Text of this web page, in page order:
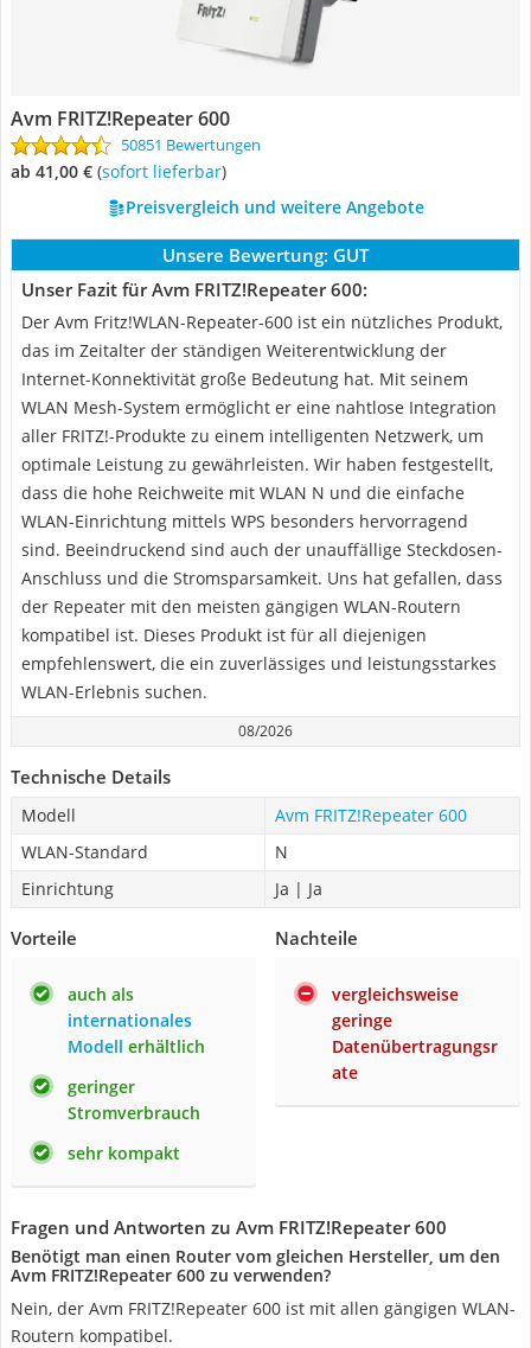
Avm FRITZ!Repeater 600
50851 Bewertungen
ab 41,00 € ( Sofort lieferbar)
Preisvergleich und weitere Angebote
Unsere Bewertung: GUT
Unser Fazit für Avm FRITZ!Repeater 600:
Der Avm Fritz!WLAN-Repeater-600 ist ein nützliches Produkt,
das im Zeitalter der ständigen Weiterentwicklung der
Internet-Konnektivität große Bedeutung hat. Mit seinem
WLAN Mesh-System ermöglicht er eine nahtlose Integration
aller FRITZ!-Produkte zu einem intelligenten Netzwerk, um
optimale Leistung zu gewährleisten. Wir haben festgestellt,
dass die hohe Reichweite mit WLAN N und die einfache
WLAN-Einrichtung mittels WPS besonders hervorragend
sind. Beeindruckend sind auch der unauffällige Steckdosen-
Anschluss und die Stromsparsamkeit. Uns hat gefallen, dass
der Repeater mit den meisten gängigen WLAN-Routern
kompatibel ist. Dieses Produkt ist für all diejenigen
empfehlenswert, die ein zuverlässiges und leistungsstarkes
WLAN-Erlebnis suchen.
08/2026
Technische Details
Modell
Avm FRITZ!Repeater 600
WLAN-Standard
N
Einrichtung
Ja | Ja
Vorteile
auch als
internationales
Modell erhältlich
geringer
Stromverbrauch
sehr kompakt
Nachteile
vergleichsweise
geringe
Datenübertragungsr
ate
Fragen und Antworten zu Avm FRITZ!Repeater 600
Benötigt man einen Router vom gleichen Hersteller, um den
Avm FRITZ!Repeater 600 zu verwenden?
Nein, der Avm FRITZ!Repeater 600 ist mit allen gängigen WLAN-
Routern kompatibel.